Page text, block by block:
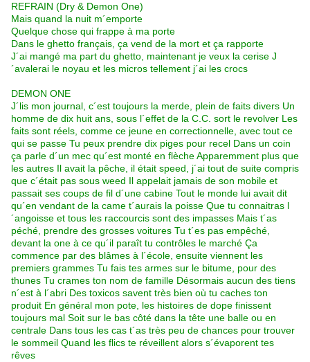
REFRAIN (Dry & Demon One)
Mais quand la nuit m´emporte
Quelque chose qui frappe à ma porte
Dans le ghetto français, ça vend de la mort et ça rapporte
J´ai mangé ma part du ghetto, maintenant je veux la cerise J
´avalerai le noyau et les micros tellement j´ai les crocs
DEMON ONE
J´lis mon journal, c´est toujours la merde, plein de faits divers Un
homme de dix huit ans, sous l´effet de la C.C. sort le revolver Les
faits sont réels, comme ce jeune en correctionnelle, avec tout ce
qui se passe Tu peux prendre dix piges pour recel Dans un coin
ça parle d´un mec qu´est monté en flèche Apparemment plus que
les autres Il avait la pêche, il était speed, j´ai tout de suite compris
que c´était pas sous weed Il appelait jamais de son mobile et
passait ses coups de fil d´une cabine Tout le monde lui avait dit
qu´en vendant de la came t´aurais la poisse Que tu connaitras l
´angoisse et tous les raccourcis sont des impasses Mais t´as
péché, prendre des grosses voitures Tu t´es pas empêché,
devant la one à ce qu´il paraît tu contrôles le marché Ça
commence par des blâmes à l´école, ensuite viennent les
premiers grammes Tu fais tes armes sur le bitume, pour des
thunes Tu crames ton nom de famille Désormais aucun des tiens
n´est à l´abri Des toxicos savent très bien où tu caches ton
produit En général mon pote, les histoires de dope finissent
toujours mal Soit sur le bas côté dans la tête une balle ou en
centrale Dans tous les cas t´as très peu de chances pour trouver
le sommeil Quand les flics te réveillent alors s´évaporent tes
rêves